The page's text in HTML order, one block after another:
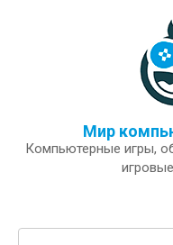
Мир
Компьютерные игры,
Поиск: